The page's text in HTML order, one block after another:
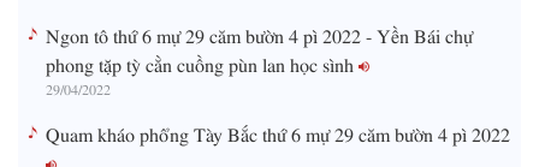
Ngon tô thứ 6 mự 29 căm bườn 4 pì 2022 - Yền Bái chự
phong tặp tỳ cằn cuồng pùn lan học sình
29/04/2022
Quam kháo phổng Tày Bắc thứ 6 mự 29 căm bườn 4 pì 2022